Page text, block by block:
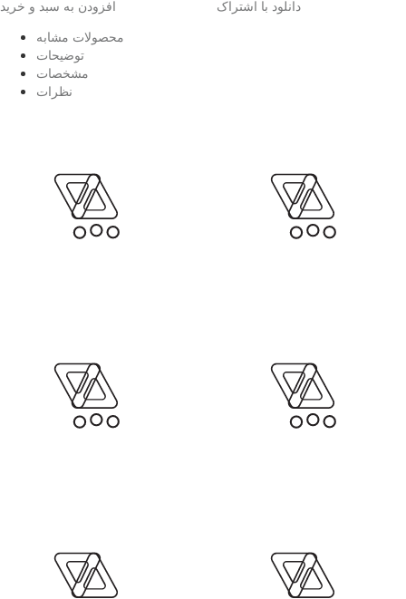
افزودن به سبد و خرید
دانلود با اشتراک
محصولات مشابه
توضیحات
مشخصات
نظرات